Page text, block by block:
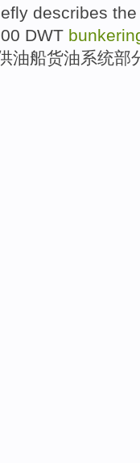
describes the
DWT
油船货油系统部